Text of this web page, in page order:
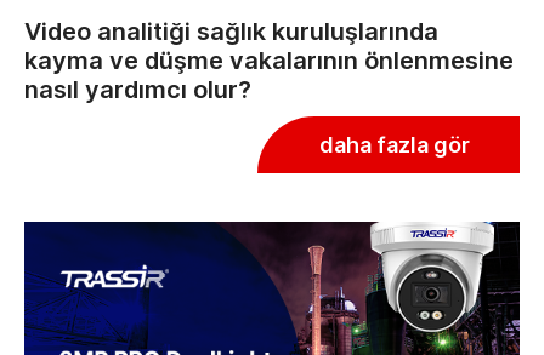
Video analitiği sağlık kuruluşlarında
kayma ve düşme vakalarının önlenmesine
nasıl yardımcı olur?
daha fazla gör